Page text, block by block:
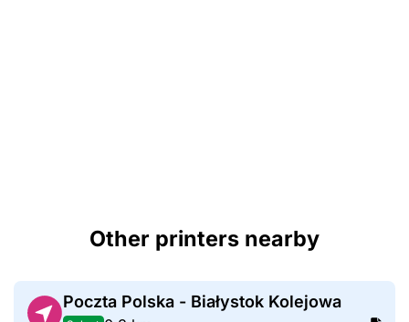
Other printers nearby
Poczta Polska - Białystok Kolejowa